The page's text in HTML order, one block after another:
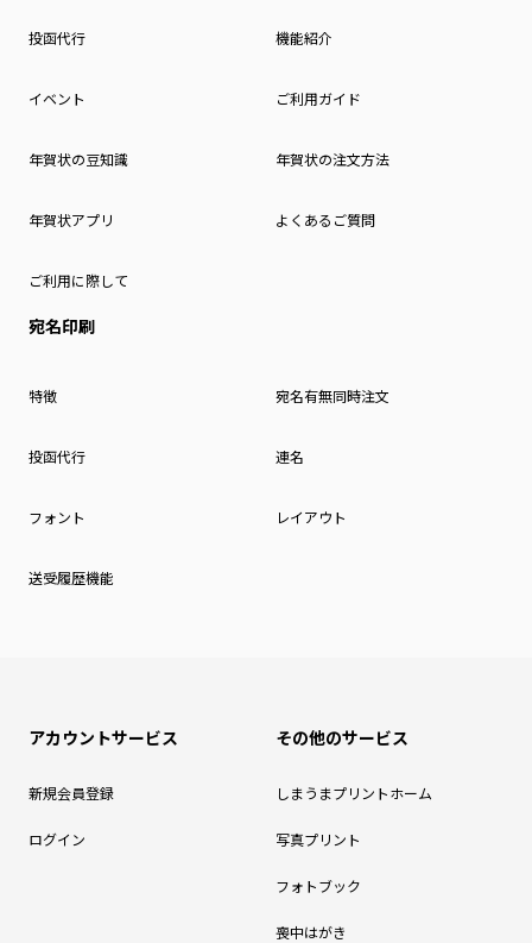
投函代行 機能紹介
イベント ご利用ガイド
年賀状の豆知識 年賀状の注文方法
年賀状アプリ よくあるご質問
ご利用に際して
宛名印刷
特徴 宛名有無同時注文
投函代行 連名
フォント レイアウト
送受履歴機能
アカウントサービス
新規会員登録
ログイン
その他のサービス
しまうまプリントホーム
写真プリント
フォトブック
喪中はがき